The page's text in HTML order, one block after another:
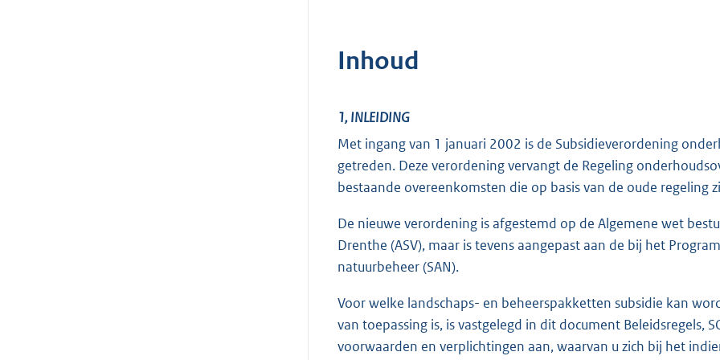
Inhoud
1, INLEIDING
Met ingang van 1 januari 2002 is de Subsidieverordening
getreden. Deze verordening vervangt de Regeling
bestaande overeenkomsten die op basis van de oude regeling
De nieuwe verordening is afgestemd op de Algemene wet
Drenthe (ASV), maar is tevens aangepast aan de bij het
natuurbeheer (SAN).
Voor welke landschaps- en beheerspakketten subsidie kan
van toepassing is, is vastgelegd in dit document Beleidsregels,
voorwaarden en verplichtingen aan, waarvan u zich bij het